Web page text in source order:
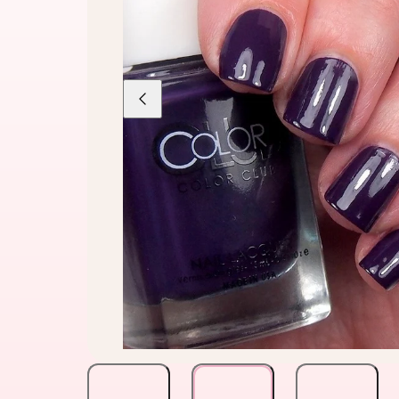
Liu'uta
vasemmalle